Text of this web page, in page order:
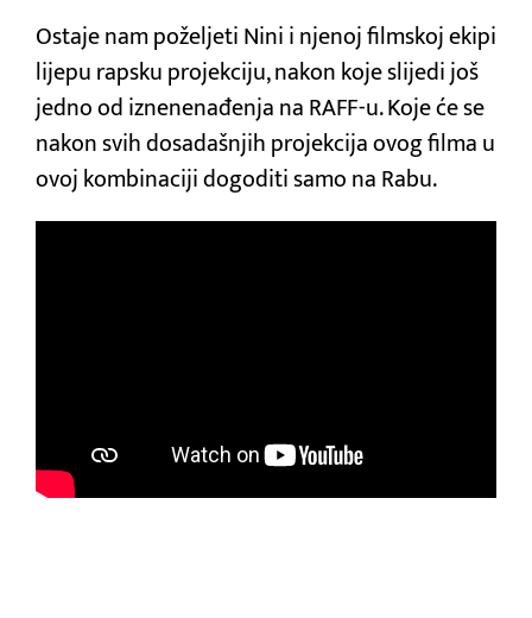
Ostaje nam poželjeti Nini i njenoj filmskoj ekipi
lijepu rapsku projekciju, nakon koje slijedi još
jedno od iznenenađenja na RAFF-u. Koje će se
nakon svih dosadašnjih projekcija ovog filma u
ovoj kombinaciji dogoditi samo na Rabu.